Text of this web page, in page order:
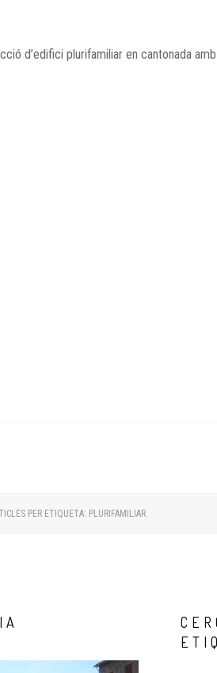
d’edifici plurifamiliar en cantonada
PER ETIQUETA: PLURIFAMILIAR